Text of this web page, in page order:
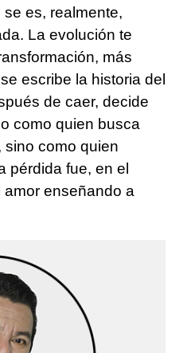
es, realmente,
La evolución te
más
escribe la historia del
de caer, decide
como quien busca
sino como quien
pérdida fue, en el
amor enseñando a